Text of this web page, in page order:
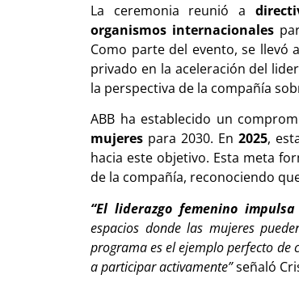
La ceremonia reunió a
organismos internacionales
Como parte del evento, se llevó
privado en la aceleración del
la perspectiva de la compañía
ABB ha establecido un
mujeres para 2030. En 2025,
hacia este objetivo. Esta meta
de la compañía, reconociendo
“El liderazgo femenino
espacios donde las mujeres
programa es el ejemplo perfecto de
a participar activamente”señaló